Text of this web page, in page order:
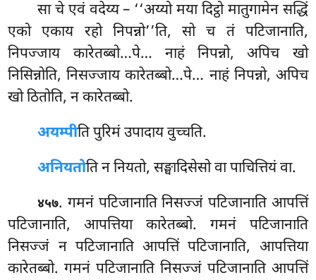
साचे एवं वदेय्य – ‘‘अय्यो मया दिट्ठो मातुगामेन सद्धिं
एको एकाय रहो निपन्नो’’ति, सो च तं पटिजानाति,
निपज्जाय कारेतब्बो…पे… नाहं निपन्नो, अपिच खो
निसिन्नोति, निसज्जायकारेतब्बो…पे… नाहं निपन्नो, अपिच
खो ठितोति, न कारेतब्बो.
अयम्पीति पुरिमं उपादाय वुच्चति.
अनियतोति न नियतो, सङ्घादिसेसो वा पाचित्तियं वा.
४५७. गमनं पटिजानाति निसज्जं पटिजानाति आपत्तिं
पटिजानाति, आपत्तिया कारेतब्बो. गमनं पटिजानाति
निसज्जं न पटिजानाति आपत्तिं पटिजानाति, आपत्तिया
कारेतब्बो. गमनं पटिजानाति निसज्जं पटिजानाति आपत्तिं